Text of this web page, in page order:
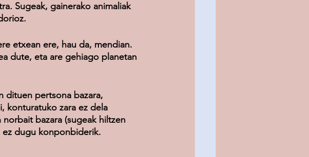
Sugeak, gainerako animaliak
etxean ere, hau da, mendian.
dute, eta are gehiago planetan
dituen pertsona bazara,
konturatuko zara ez dela
bazara (sugeak hiltzen
dugu konponbiderik.